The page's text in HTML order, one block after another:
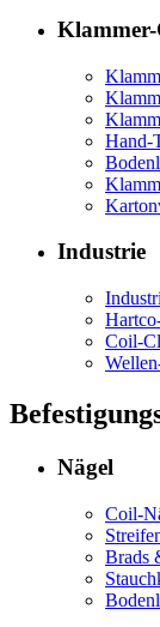
Klammer-
Hand-
Industrie
Coil-
Nägel
Coil-
Brads